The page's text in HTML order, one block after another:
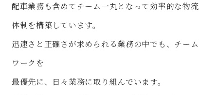
配車業務も含めてチーム一丸となって効率的な物流
体制を構築しています。
迅速さと正確さが求められる業務の中でも、チーム
ワークを
最優先に、日々業務に取り組んでいます。